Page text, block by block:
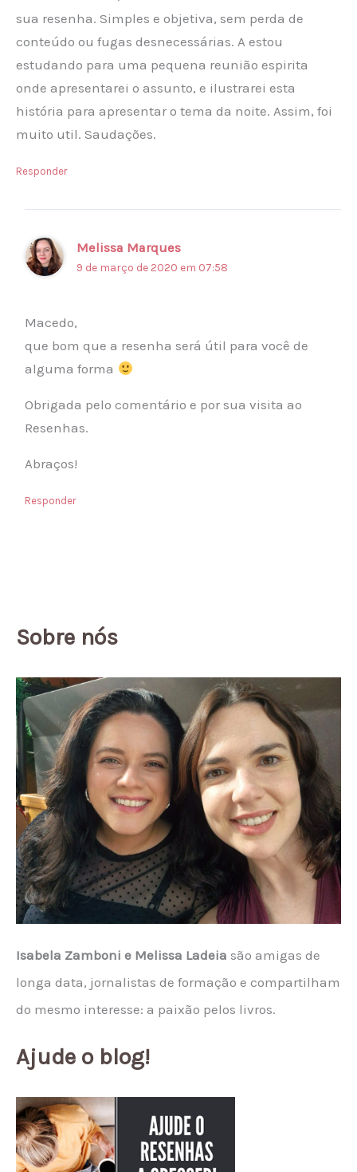
sua resenha. Simples e objetiva, sem perda de
conteúdo ou fugas desnecessárias. A estou
estudando para uma pequena reunião espirita
onde apresentarei o assunto, e ilustrarei esta
história para apresentar o tema da noite. Assim, foi
muito util. Saudações.
Responder
Melissa Marques
9 de março de 2020 em 07:58
Macedo,
que bom que a resenha será útil para você de
alguma forma
Obrigada pelo comentário e por sua visita ao
Resenhas.
Abraços!
Responder
Sobre nós
Isabela Zamboni e Melissa Ladeia são amigas de
longa data, jornalistas de formação e compartilham
do mesmo interesse: a paixão pelos livros.
Ajude o blog!